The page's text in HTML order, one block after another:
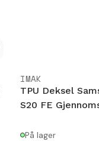
IMAK
TPU Deksel
S20 FE
På lager